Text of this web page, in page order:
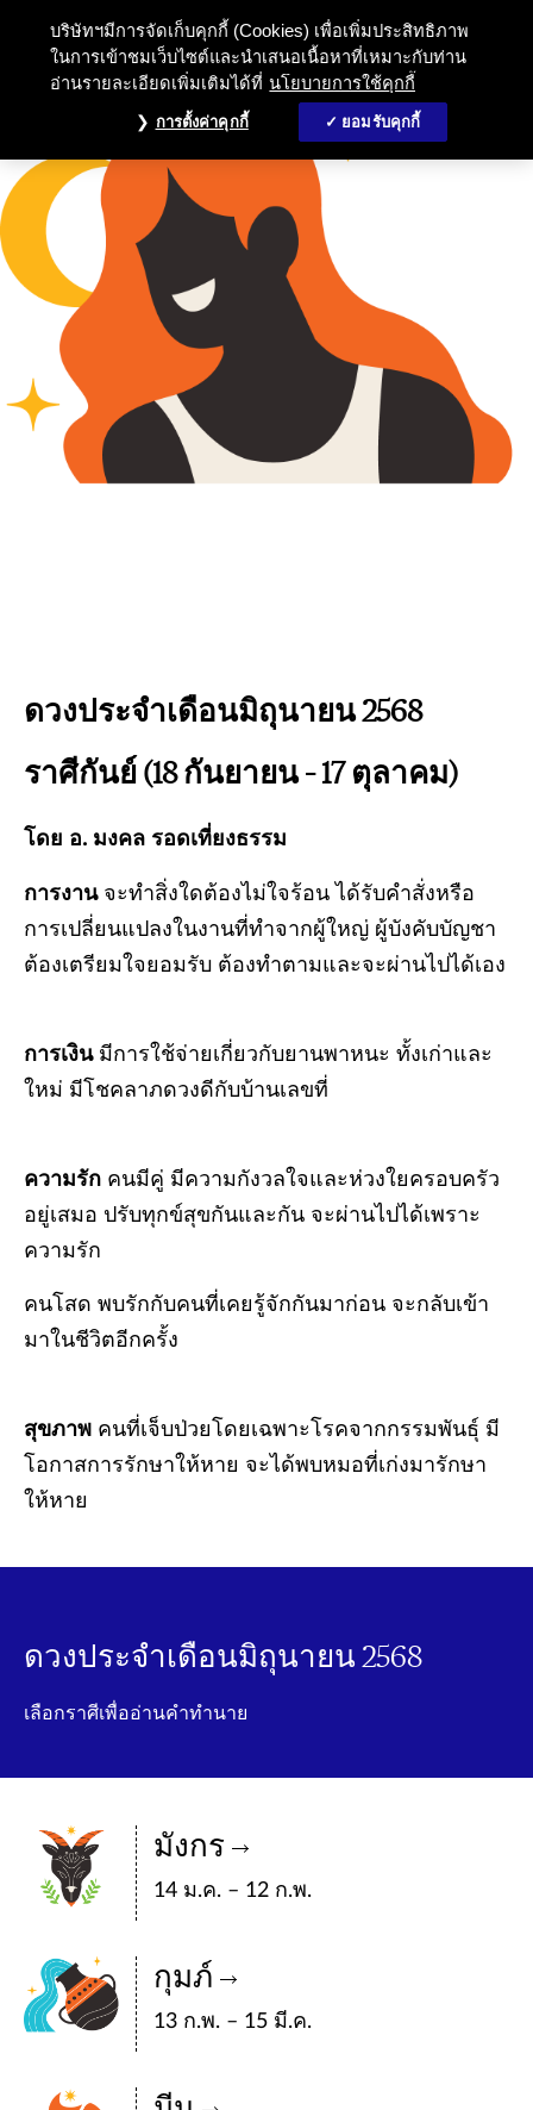
ดวงประจำเดือนมิถุนายน 2568
ราศีกันย์ (18 กันยายน – 17 ตุลาคม)
โดย อ. มงคล รอดเที่ยงธรรม
การงานจะทำสิ่งใดต้องไม่ใจร้อน ได้รับคำสั่งหรือ
การเปลี่ยนแปลงในงานที่ทำจากผู้ใหญ่ ผู้บังคับบัญชา
ต้องเตรียมใจยอมรับ ต้องทำตามและจะผ่านไปได้เอง
การเงินมีการใช้จ่ายเกี่ยวกับยานพาหนะ ทั้งเก่าและ
ใหม่ มีโชคลาภดวงดีกับบ้านเลขที่
ความรัก คนมีคู่ มีความกังวลใจและห่วงใยครอบครัว
อยู่เสมอ ปรับทุกข์สุขกันและกัน จะผ่านไปได้เพราะ
ความรัก
คนโสด พบรักกับคนที่เคยรู้จักกันมาก่อน จะกลับเข้า
มาในชีวิตอีกครั้ง
สุขภาพ คนที่เจ็บป่วยโดยเฉพาะโรคจากกรรมพันธุ์ มี
โอกาสการรักษาให้หาย จะได้พบหมอที่เก่งมารักษา
ให้หาย
ดวงประจำเดือนมิถุนายน 2568
เลือกราศีเพื่ออ่านคำทำนาย
มังกร
14 ม.ค. – 12 ก.พ.
กุมภ์
13 ก.พ. – 15 มี.ค.
บริษัทฯมีการจัดเก็บคุกกี้ (Cookies) เพื่อเพิ่มประสิทธิภาพ
ในการเข้าชมเว็บไซต์และนำเสนอเนื้อหาที่เหมาะกับท่าน
อ่านรายละเอียดเพิ่มเติมได้ที่ นโยบายการใช้คุกกี้
การตั้งค่าคุกกี้ ยอมรับคุกกี้